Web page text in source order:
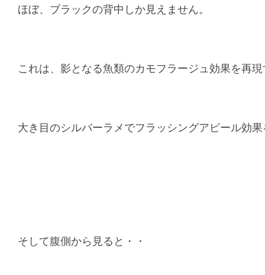
ほぼ、ブラックの背中しか見えません。
これは、影となる魚類のカモフラージュ効果を再
大き目のシルバーラメでフラッシングアピール効
そして腹側から見ると・・